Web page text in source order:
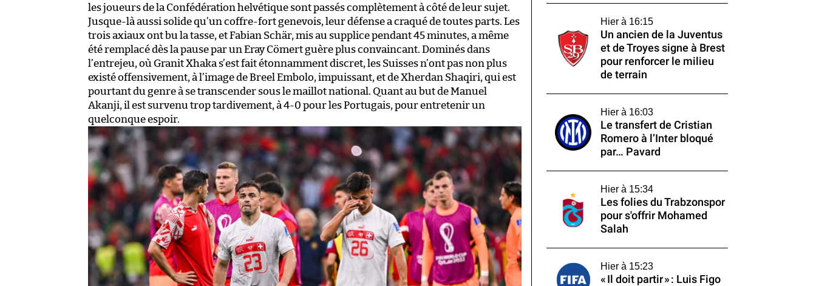
les joueurs de la Confédération helvétique sont passés complètement à côté de leur sujet.
Jusque-là aussi solide qu’un coffre-fort genevois, leur défense a craqué de toutes parts. Les
trois axiaux ont bu la tasse, et Fabian Schär, mis au supplice pendant 45 minutes, a même
été remplacé dès la pause par un Eray Cömert guère plus convaincant. Dominés dans
l’entrejeu, où Granit Xhaka s’est fait étonnamment discret, les Suisses n’ont pas non plus
existé offensivement, à l’image de Breel Embolo, impuissant, et de Xherdan Shaqiri, qui est
pourtant du genre à se transcender sous le maillot national. Quant au but de Manuel
Akanji, il est survenu trop tardivement, à 4-0 pour les Portugais, pour entretenir un
quelconque espoir.
Hier à 16:15
Un ancien de la Juventus
et de Troyes signe à Brest
pour renforcer le milieu
de terrain
Hier à 16:03
Le transfert de Cristian
Romero à l’Inter bloqué
par… Pavard
Hier à 15:34
Les folies du Trabzonspor
pour s'offrir Mohamed
Salah
Hier à 15:23
« Il doit partir » : Luis Figo